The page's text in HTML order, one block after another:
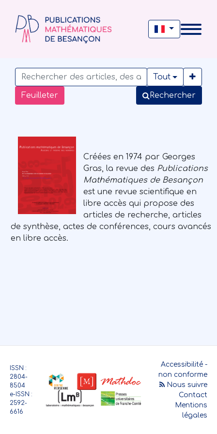
Feuilleter
Tout
Rechercher
Créées en 1974 par Georges
Gras, la revue des Publications
Mathématiques de Besançon
est une revue scientifique en
libre accès qui propose des
articles de recherche, articles
de synthèse, actes de conférences, cours avancés
en libre accès.
ISSN :
2804-
8504
e-ISSN :
2592-
6616
Accessibilité -
non conforme
Nous suivre
Contact
Mentions
légales